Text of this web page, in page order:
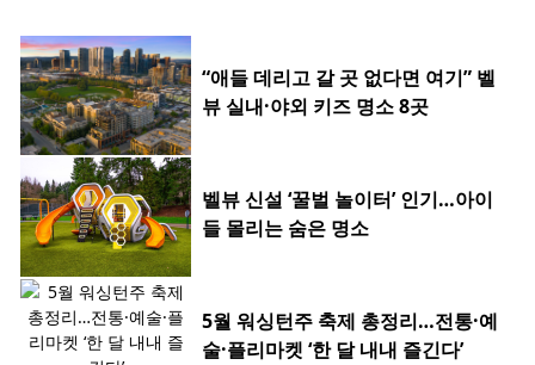
“애들 데리고 갈 곳 없다면 여기” 벨
뷰 실내·야외 키즈 명소 8곳
벨뷰 신설 ‘꿀벌 놀이터’ 인기…아이
들 몰리는 숨은 명소
5월 워싱턴주 축제 총정리…전통·예
술·플리마켓 ‘한 달 내내 즐긴다’